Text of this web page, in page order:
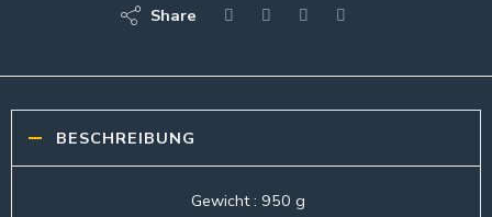
Share
BESCHREIBUNG
Gewicht : 950 g